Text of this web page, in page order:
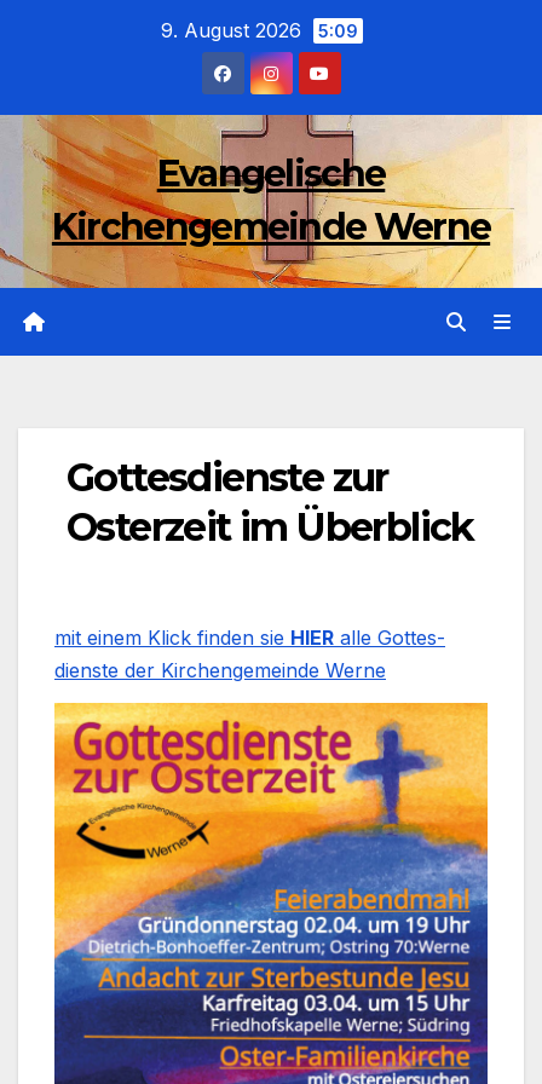
9. August 2026 5:09
Evangelische
Kirchengemeinde Werne
Gottesdienste zur
Osterzeit im Überblick
mit einem Klick fin­den sie HIER alle Got­tes­
diens­te der Kir­chen­ge­mein­de Wer­ne